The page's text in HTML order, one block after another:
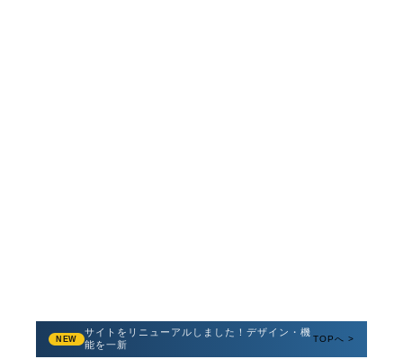
NEW
サイトをリニューアルしました！デザイン・機
能を一新
TOPへ >